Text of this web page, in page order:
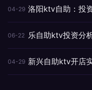
04-29 洛阳ktv自助：投
06-22 乐自助ktv投资分
04-29 新兴自助ktv开店